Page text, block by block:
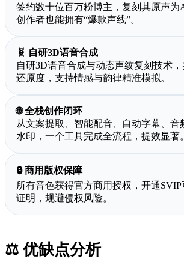
签约数十位百万粉博主，复刻其原声为
创作者也能拥有“爆款声线”。
🧬 自研3D语音合成
自研3D语音合成与动态声纹复刻技术，
还原度，支持情感与韵律精准模拟。
🌐 全栈创作闭环
从文案提取、智能配音、自动字幕、音
水印，一个工具完成全流程，提效显著。
🔒 商用版权保障
所有音色获得官方商用授权，开通
证明，规避侵权风险。
⚖️ 优缺点分析